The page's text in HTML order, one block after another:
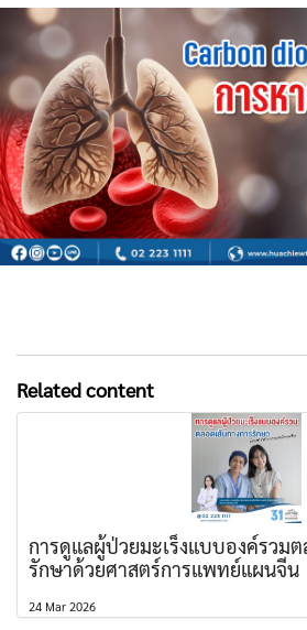
Related content
การดูแลผู้ป่วยมะเร็งแบบองค์รวมต
รักษาด้วยศาสตร์การแพทย์แผนจีน
24 Mar 2026